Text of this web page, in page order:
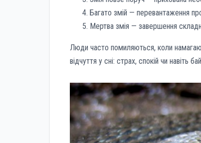
Багато змій — перевантаження
Мертва змія — завершення
Люди часто помиляються, коли
відчуття у сні: страх, спокій чи навіть